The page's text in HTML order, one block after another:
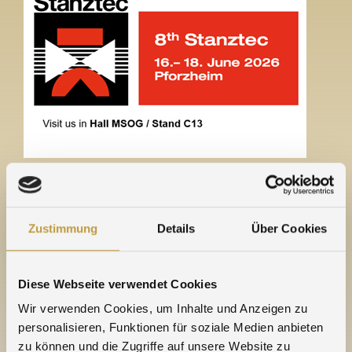
Zustimmung Details Über Cookies
Diese Webseite verwendet Cookies
Wir verwenden Cookies, um Inhalte und Anzeigen zu
personalisieren, Funktionen für soziale Medien anbieten
zu können und die Zugriffe auf unsere Website zu
Bienvenue chez Agosi in Pforzheim
High-End Technologies at Stanztec 2026
SALONS